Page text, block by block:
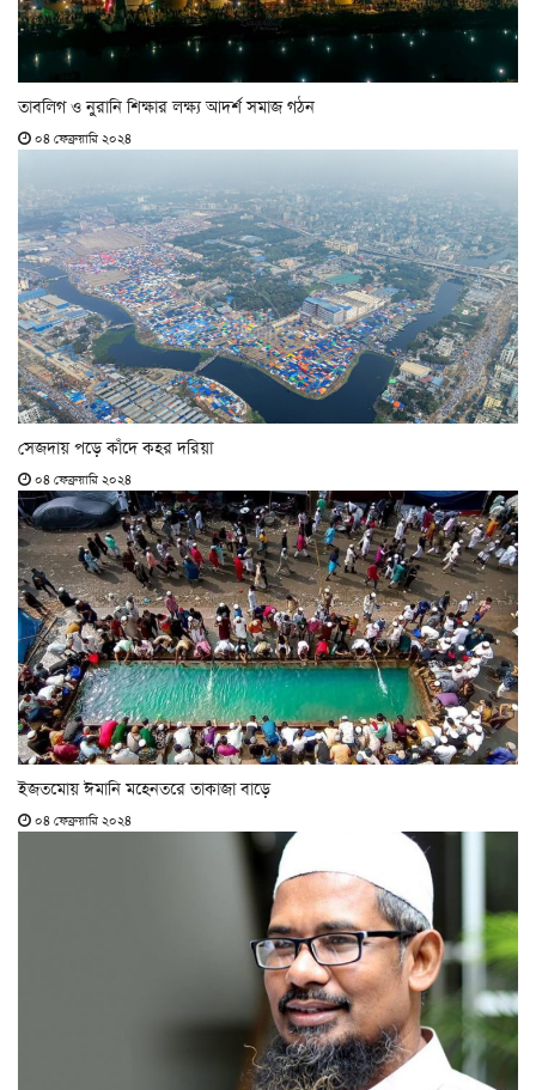
তাবলিগ ও নুরানি শিক্ষার লক্ষ্য আদর্শ সমাজ গঠন
০৪ ফেব্রুয়ারি ২০২৪
সেজদায় পড়ে কাঁদে কহর দরিয়া
০৪ ফেব্রুয়ারি ২০২৪
ইজতমোয় ঈমানি মহেনতরে তাকাজা বাড়ে
০৪ ফেব্রুয়ারি ২০২৪